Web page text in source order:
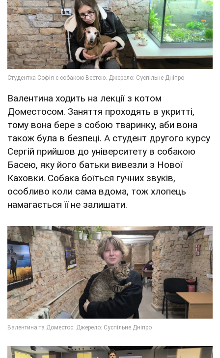
Валентина ходить на лекції з котом
Доместосом. Заняття проходять в укритті,
тому вона бере з собою тваринку, аби вона
також була в безпеці. А студент другого курсу
Сергій прийшов до університету в собакою
Басею, яку його батьки вивезли з Нової
Каховки. Собака боїться гучних звуків,
особливо коли сама вдома, тож хлопець
намагається її не залишати.